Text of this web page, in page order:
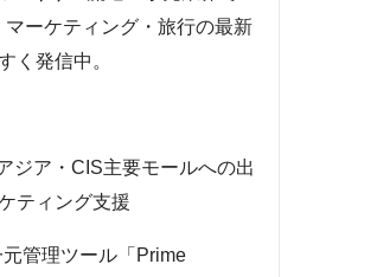
ーケティング・旅行の最新
く発信中。
ジア・CIS主要モールへの出
ティング支援
管理ツール「Prime